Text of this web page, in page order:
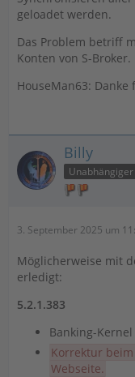
geloadet werden.
Das Problem betriff
Konten von S-Broker.
HouseMan63:
Billy
3. September 2025 um
Möglicherweise mit
erledigt:
5.2.1.383
Banking-Kernel
Korrektur beim
Webseite.